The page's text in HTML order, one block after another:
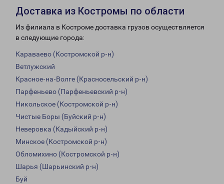
Доставка из Костромы по области
Из филиала в Костроме доставка грузов осуществляется
в следующие города:
Караваево (Костромской р-н)
Ветлужский
Красное-на-Волге (Красносельский р-н)
Парфеньево (Парфеньевский р-н)
Никольское (Костромской р-н)
Чистые Боры (Буйский р-н)
Неверовка (Кадыйский р-н)
Минское (Костромской р-н)
Обломихино (Костромской р-н)
Шарья (Шарьинский р-н)
Буй